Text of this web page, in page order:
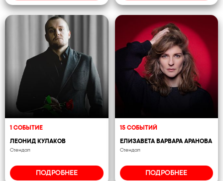
1 СОБЫТИЕ
ЛЕОНИД КУЛАКОВ
Стендап
ПОДРОБНЕЕ
15 СОБЫТИЙ
ЕЛИЗАВЕТА ВАРВАРА АРАНОВА
Стендап
ПОДРОБНЕЕ